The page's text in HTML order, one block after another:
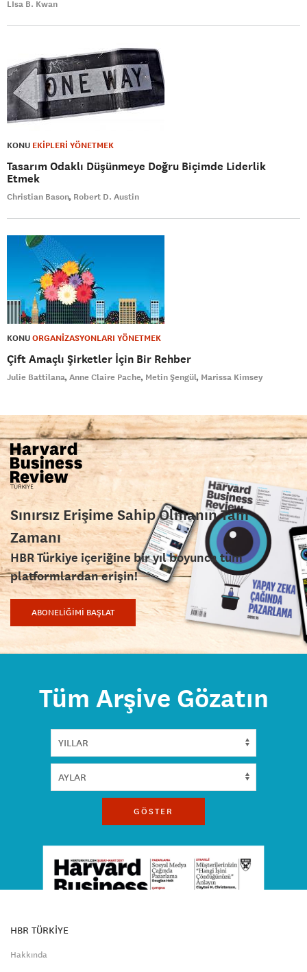
LIsa B. Kwan
KONU EKİPLERİ YÖNETMEK
Tasarım Odaklı Düşünmeye Doğru Biçimde Liderlik
Etmek
Christian Bason Robert D. Austin
KONUORGANİZASYONLARI YÖNETMEK
Çift Amaçlı Şirketler İçin Bir Rehber
Julie Battilana Anne Claire Pache Metin Şengül Marissa Kimsey
Sınırsız Erişime Sahip Olmanın Tam
Zamanı
HBR Türkiye içeriğine bir yıl boyunca tüm
platformlardan erişin!
ABONELİĞİMİ BAŞLAT
Tüm Arşive Gözatın
GÖSTER
HBR TÜRKİYE
Hakkında